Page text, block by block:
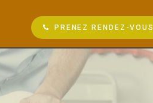
PRENEZ RENDEZ-VOUS